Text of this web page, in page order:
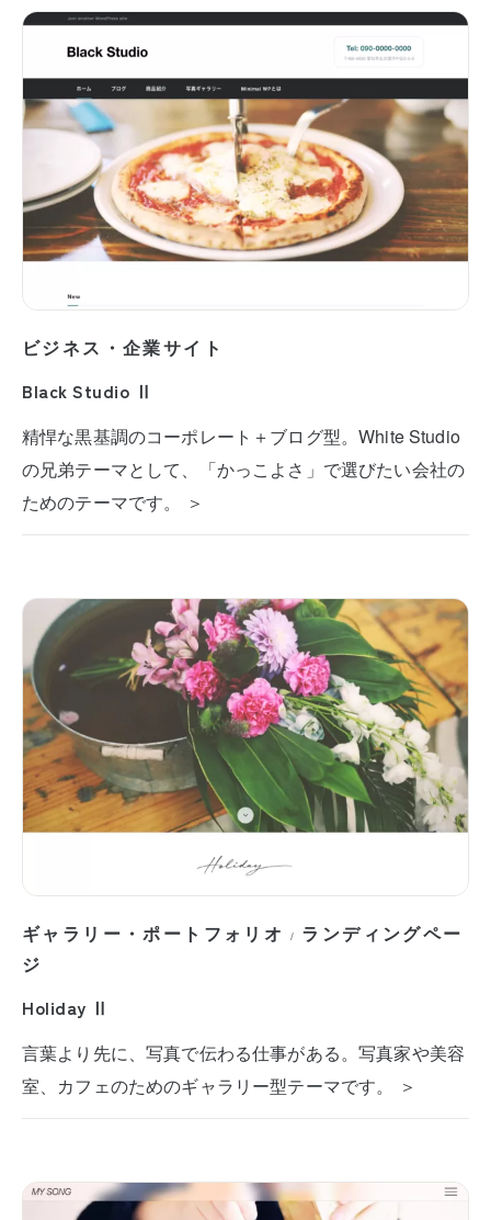
ビジネス・企業サイト
Black Studio Ⅱ
精悍な黒基調のコーポレート＋ブログ型。White Studio
の兄弟テーマとして、「かっこよさ」で選びたい会社の
ためのテーマです。 ＞
ギャラリー・ポートフォリオ / ランディングペー
ジ
Holiday Ⅱ
言葉より先に、写真で伝わる仕事がある。写真家や美容
室、カフェのためのギャラリー型テーマです。 ＞